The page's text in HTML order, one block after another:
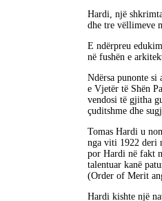
Hardi, një
dhe tre vëllimeve
E ndërpreu
në fushën e
Ndërsa punonte si
e Vjetër të Shën
vendosi të gjitha
çuditshme dhe
Tomas Hardi u
nga viti 1922 deri
por Hardi në fakt
talentuar kanë
(Order of Merit
Hardi kishte një